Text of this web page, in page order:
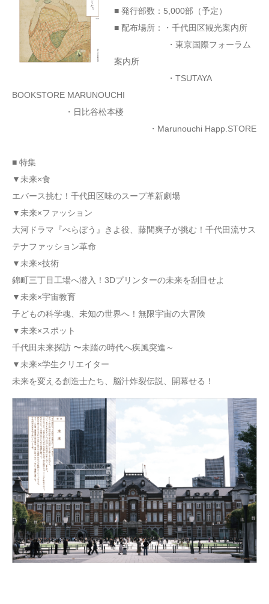
■ 発行部数：5,000部（予定）
■ 配布場所：・千代田区観光案内所
・東京国際フォーラム
案内所
・TSUTAYA
BOOKSTORE MARUNOUCHI
・日比谷松本楼
・Marunouchi Happ.STORE
■ 特集
▼未来×食
エバース挑む！千代田区味のスープ革新劇場
▼未来×ファッション
大河ドラマ『べらぼう』きよ役、藤間爽子が挑む！千代田流サス
テナファッション革命
▼未来×技術
錦町三丁目工場へ潜入！3Dプリンターの未来を刮目せよ
▼未来×宇宙教育
子どもの科学魂、未知の世界へ！無限宇宙の大冒険
▼未来×スポット
千代田未来探訪 〜未踏の時代へ疾風突進～
▼未来×学生クリエイター
未来を変える創造士たち、脳汁炸裂伝説、開幕せる！